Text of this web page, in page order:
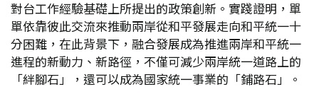
對台工作經驗基礎上所提出的政策創新。實踐證明，單
單依靠彼此交流來推動兩岸從和平發展走向和平統一十
分困難，在此背景下，融合發展成為推進兩岸和平統一
進程的新動力、新路徑，不僅可減少兩岸統一道路上的
「絆腳石」，還可以成為國家統一事業的「鋪路石」。